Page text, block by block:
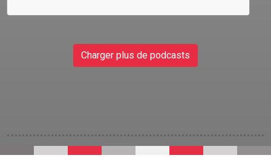
Charger plus de podcasts